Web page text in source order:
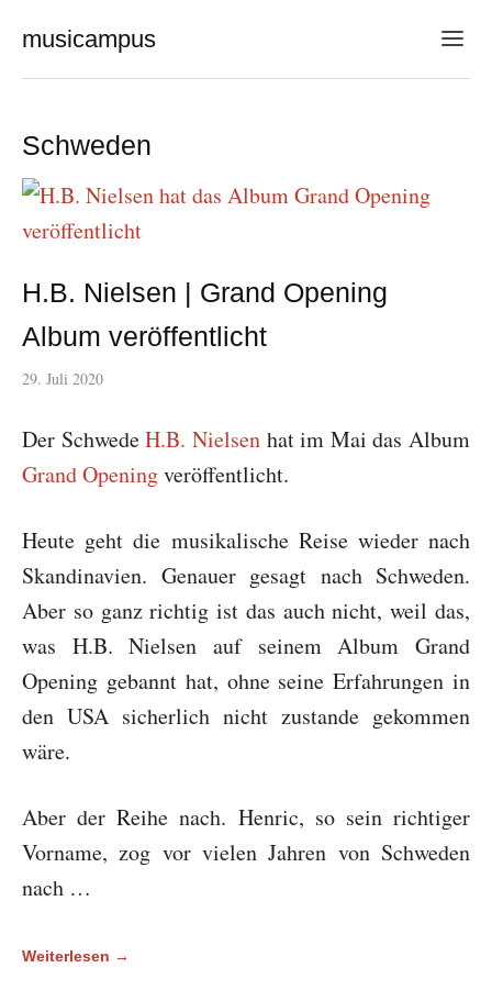
musicampus
Schweden
H.B. Nielsen | Grand Opening
Album veröffentlicht
29. Juli 2020
Der SchwedeH.B. Nielsenhat im Mai das Album
Grand Openingveröffentlicht.
Heute geht die musikalische Reise wieder nach
Skandinavien. Genauer gesagt nach Schweden.
Aber so ganz richtig ist das auch nicht, weil das,
was H.B. Nielsen auf seinem Album Grand
Opening gebannt hat, ohne seine Erfahrungen in
den USA sicherlich nicht zustande gekommen
wäre.
Aber der Reihe nach. Henric, so sein richtiger
Vorname, zog vor vielen Jahren von Schweden
nach …
Weiterlesen →